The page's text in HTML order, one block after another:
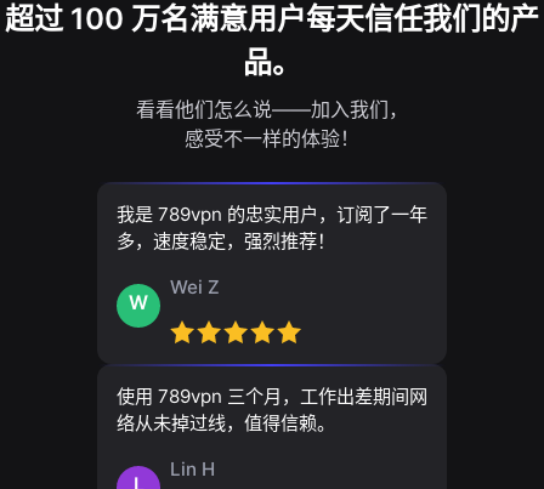
超过 100 万名满意用户每天信任我们的产
品。
看看他们怎么说——加入我们，
感受不一样的体验！
我是 789vpn 的忠实用户，订阅了一年
多，速度稳定，强烈推荐！
W
Wei Z
使用 789vpn 三个月，工作出差期间网
络从未掉过线，值得信赖。
L
Lin H